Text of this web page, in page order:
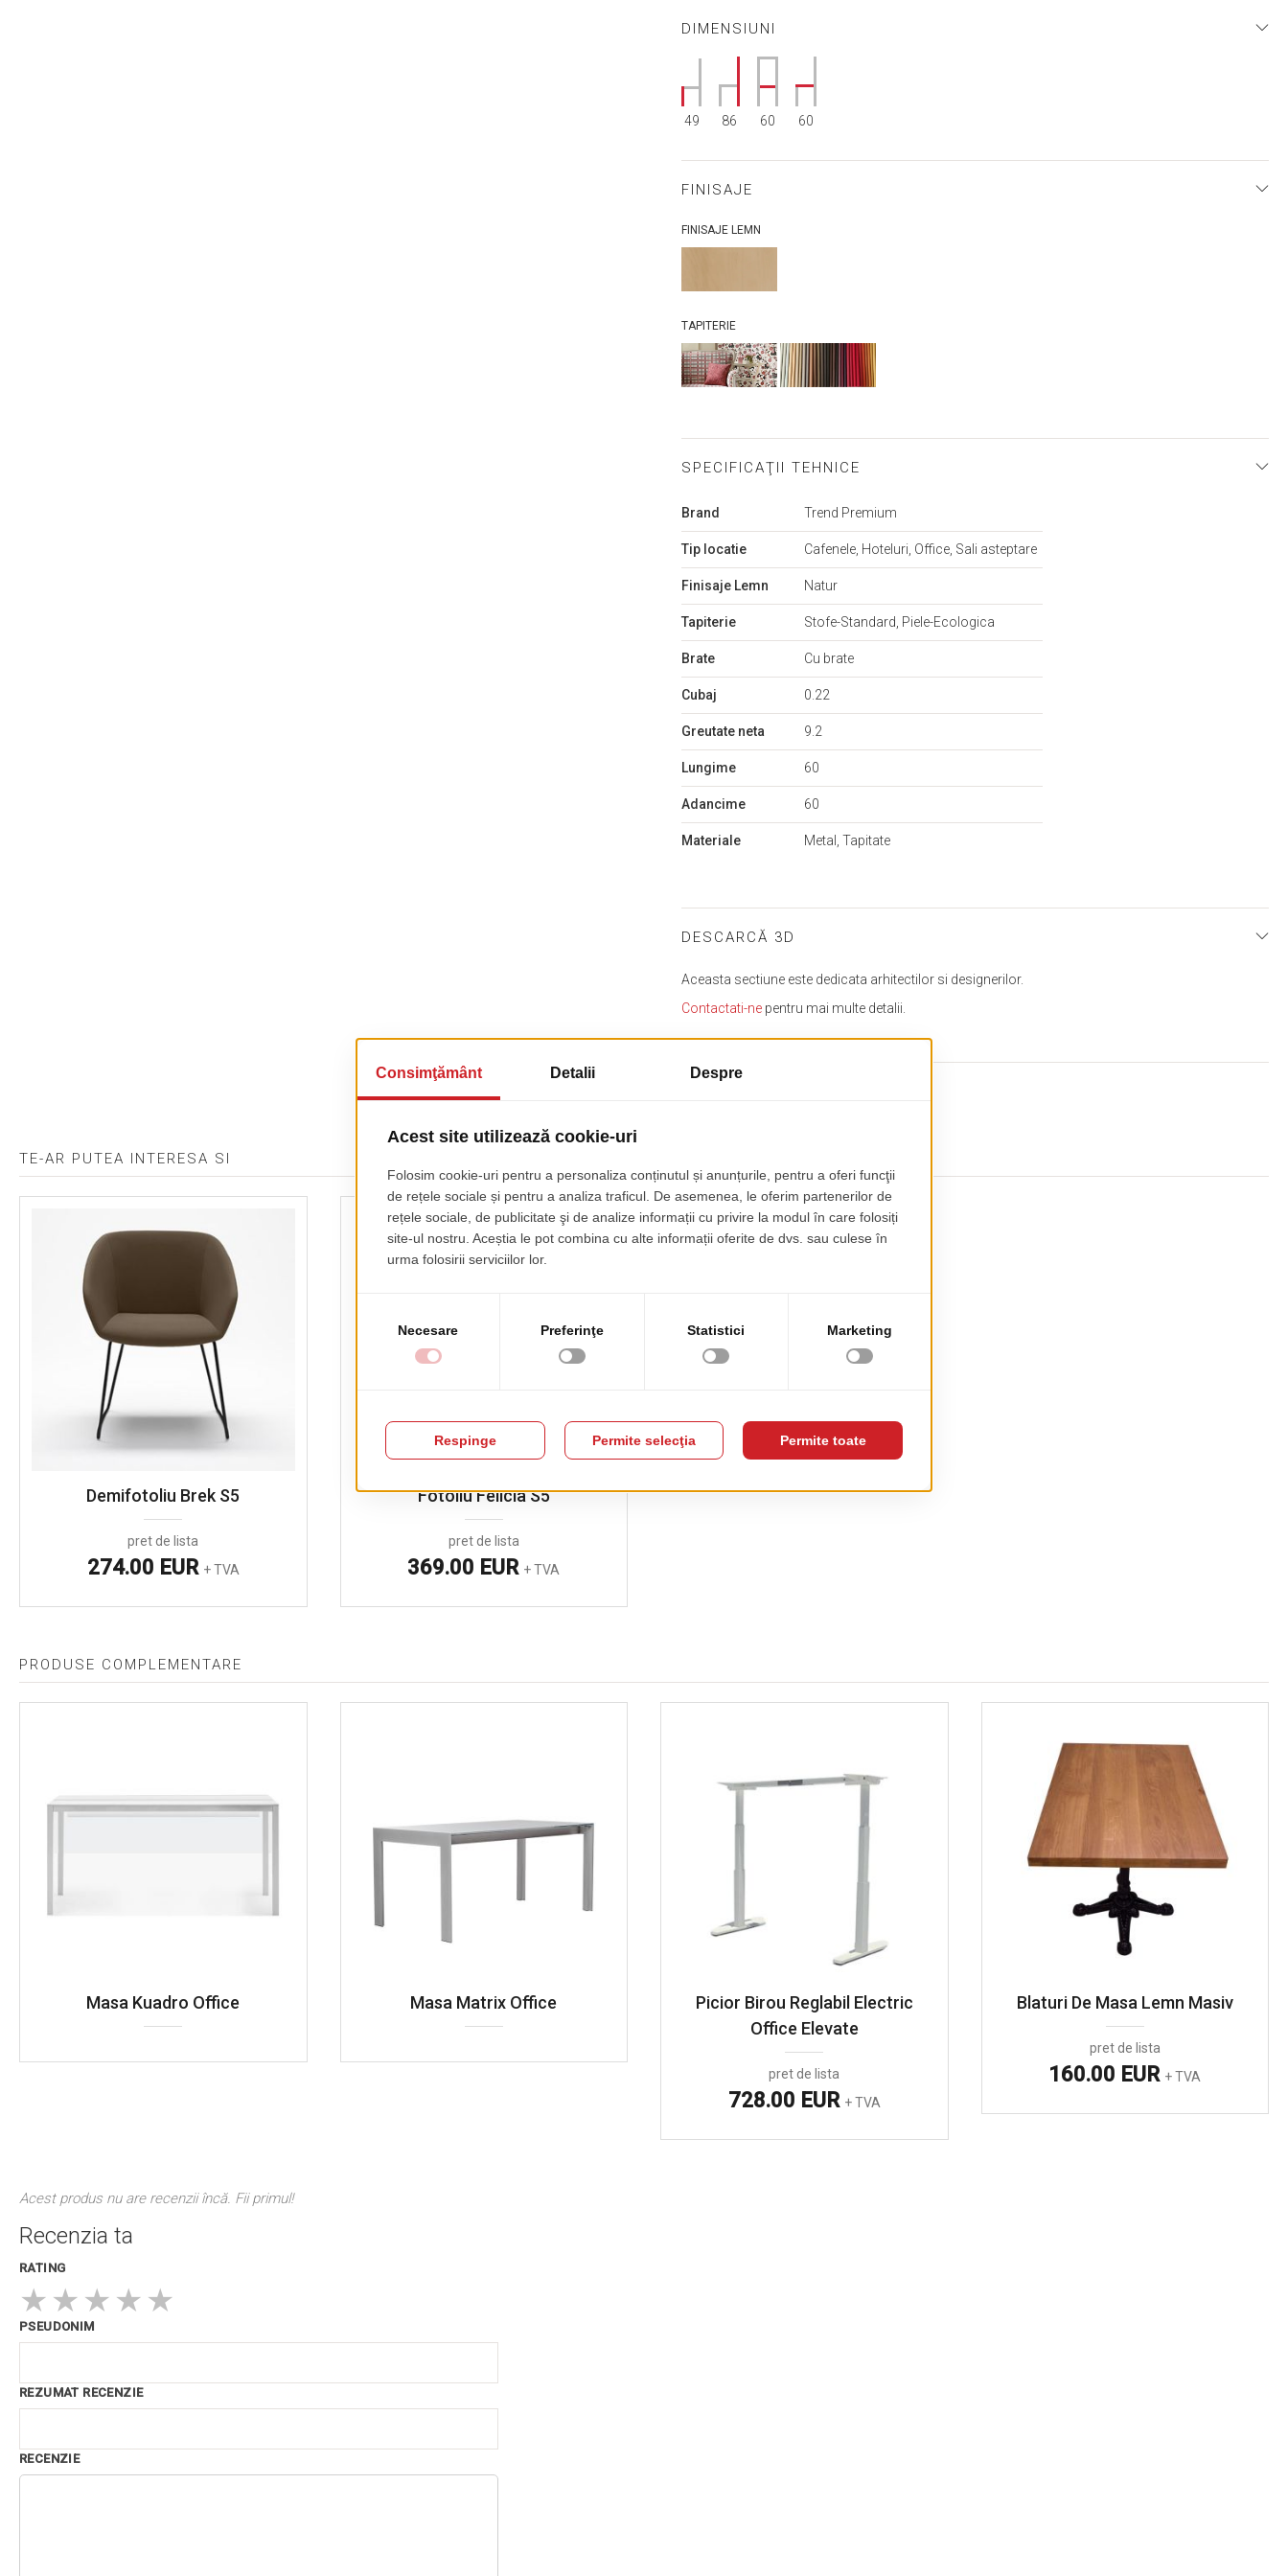
DIMENSIUNI
49 86 60 60
FINISAJE
FINISAJE LEMN
TAPITERIE
SPECIFICAŢII TEHNICE
Mai
informații
Brand Trend Premium
Tip locatie Cafenele, Hoteluri, Office, Sali asteptare
Finisaje Lemn Natur
Tapiterie Stofe-Standard, Piele-Ecologica
Brate Cu brate
Cubaj 0.22
Greutate neta 9.2
Lungime 60
Adancime 60
Materiale Metal, Tapitate
DESCARCĂ 3D
Aceasta sectiune este dedicata arhitectilor si designerilor.
Contactati-ne pentru mai multe detalii.
TE-AR PUTEA INTERESA SI
Demifotoliu Brek S5
pret de lista
274.00 EUR + TVA
Fotoliu Felicia S5
pret de lista
369.00 EUR + TVA
PRODUSE COMPLEMENTARE
Masa Kuadro Office Masa Matrix Office
Picior Birou Reglabil Electric
Office Elevate
pret de lista
728.00 EUR + TVA
Blaturi De Masa Lemn Masiv
pret de lista
160.00 EUR + TVA
Acest produs nu are recenzii încă. Fii primul!
Recenzia ta
RATING
★ ★ ★ ★ ★
PSEUDONIM
REZUMAT RECENZIE
RECENZIE